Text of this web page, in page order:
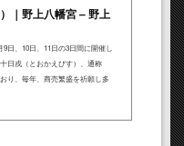
｜野上八幡宮 – 野上
日、10日、11日の3日間に開催し
日戎（とおかえびす）、通称
り、毎年、商売繁盛を祈願し多